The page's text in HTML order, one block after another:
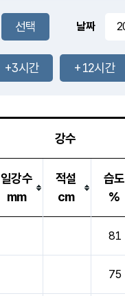
-mm
-mm
35.6℃
2.7m/s
-mm
날짜
+3시간 +12시간
강수
일강수
mm
적설
cm
습도
%
81
75